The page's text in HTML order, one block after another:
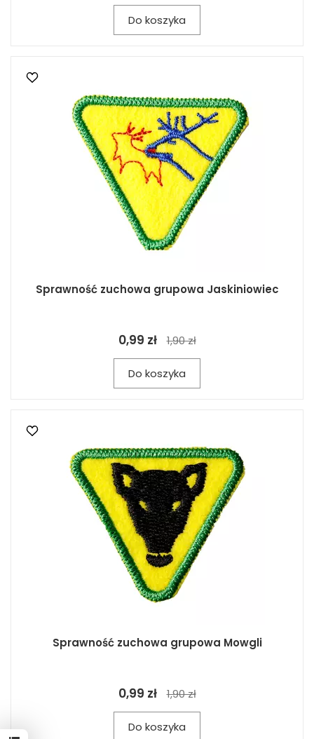
Do koszyka
Sprawność zuchowa grupowa Jaskiniowiec
0,99 zł 1,90 zł
Do koszyka
Sprawność zuchowa grupowa Mowgli
0,99 zł 1,90 zł
Do koszyka